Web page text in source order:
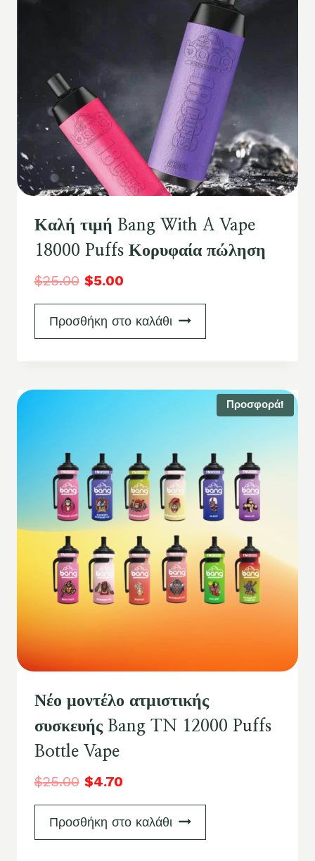
Καλή τιμή Bang With A Vape
18000 Puffs Κορυφαία πώληση
$25.00 $5.00
Προσθήκη στο καλάθι
Προσφορά!
Νέο μοντέλο ατμιστικής
συσκευής Bang TN 12000 Puffs
Bottle Vape
$25.00 $4.70
Προσθήκη στο καλάθι